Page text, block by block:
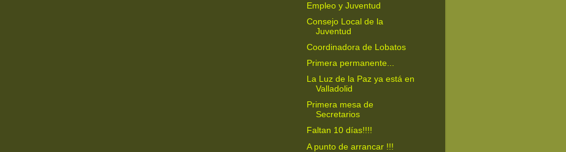
Empleo y Juventud
Consejo Local de la
Juventud
Coordinadora de Lobatos
Primera permanente...
La Luz de la Paz ya está en
Valladolid
Primera mesa de
Secretarios
Faltan 10 días!!!!
A punto de arrancar !!!